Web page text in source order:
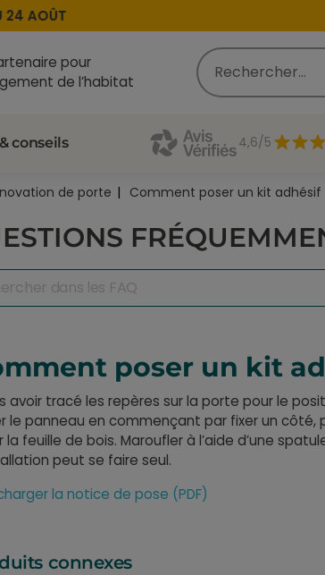
AOÛT
pour
de l’habitat
conseils 4,6/5
de porte Comment poser un kit adhésif
poser un kit
avoir tracé les repères sur la porte pour le
le panneau en commençant par fixer un côté,
la feuille de bois. Maroufler à l’aide d’une
peut se faire seul.
la notice de pose (PDF)
connexes